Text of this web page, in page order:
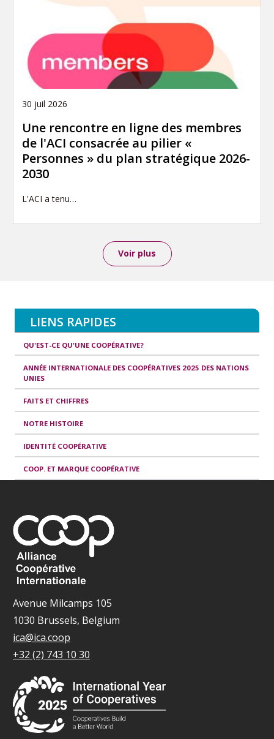
30 juil 2026
Une rencontre en ligne des membres
de l'ACI consacrée au pilier «
Personnes » du plan stratégique 2026-
2030
L'ACI a tenu…
Voir plus
LIENS RAPIDES
QU'EST-CE QU'UNE COOPÉRATIVE?
ANNÉE INTERNATIONALE DES COOPÉRATIVES 2025 DES NATIONS
UNIES
FAITS ET CHIFFRES
NOTRE HISTOIRE
IDENTITÉ COOPÉRATIVE
COOP. ET MARQUE COOPÉRATIVE
Avenue Milcamps 105
1030 Brussels, Belgium
ica@ica.coop
+32 (2) 743 10 30